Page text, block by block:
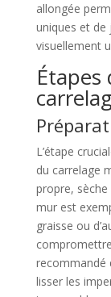
allongée
uniques et de
visuellement
Étapes
L’étape
du carrelage
propre,
mur est
graisse ou
recommandé
lisser les